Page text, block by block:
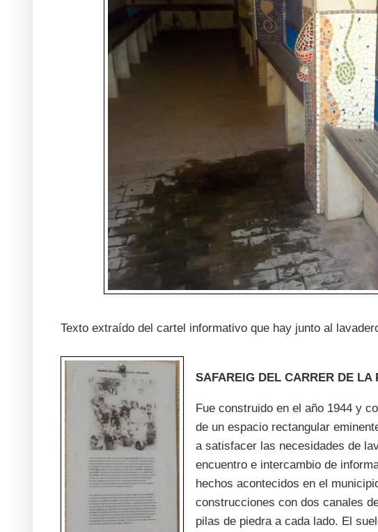
Texto extraído del cartel informativo que hay junto al
SAFAREIG DEL CARRER DE LA
Fue construido en el año 1944 y
de un espacio rectangular
a satisfacer las necesidades de
encuentro e intercambio de
hechos acontecidos en el
construcciones con dos canales
pilas de piedra a cada lado. El